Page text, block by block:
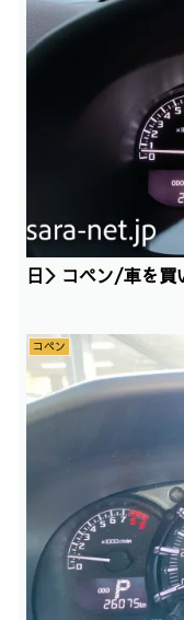
日＞コペン/車を買
コペン